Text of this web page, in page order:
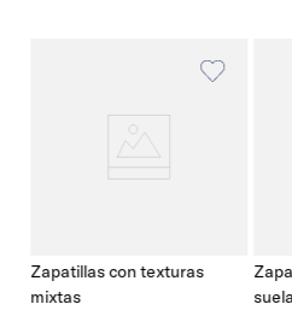
Zapatillas con texturas
mixtas